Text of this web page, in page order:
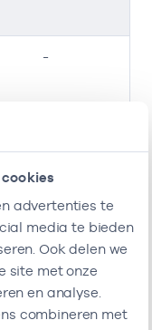
advertenties te
media te bieden
Ook delen we
site met onze
en analyse.
combineren met
-
-